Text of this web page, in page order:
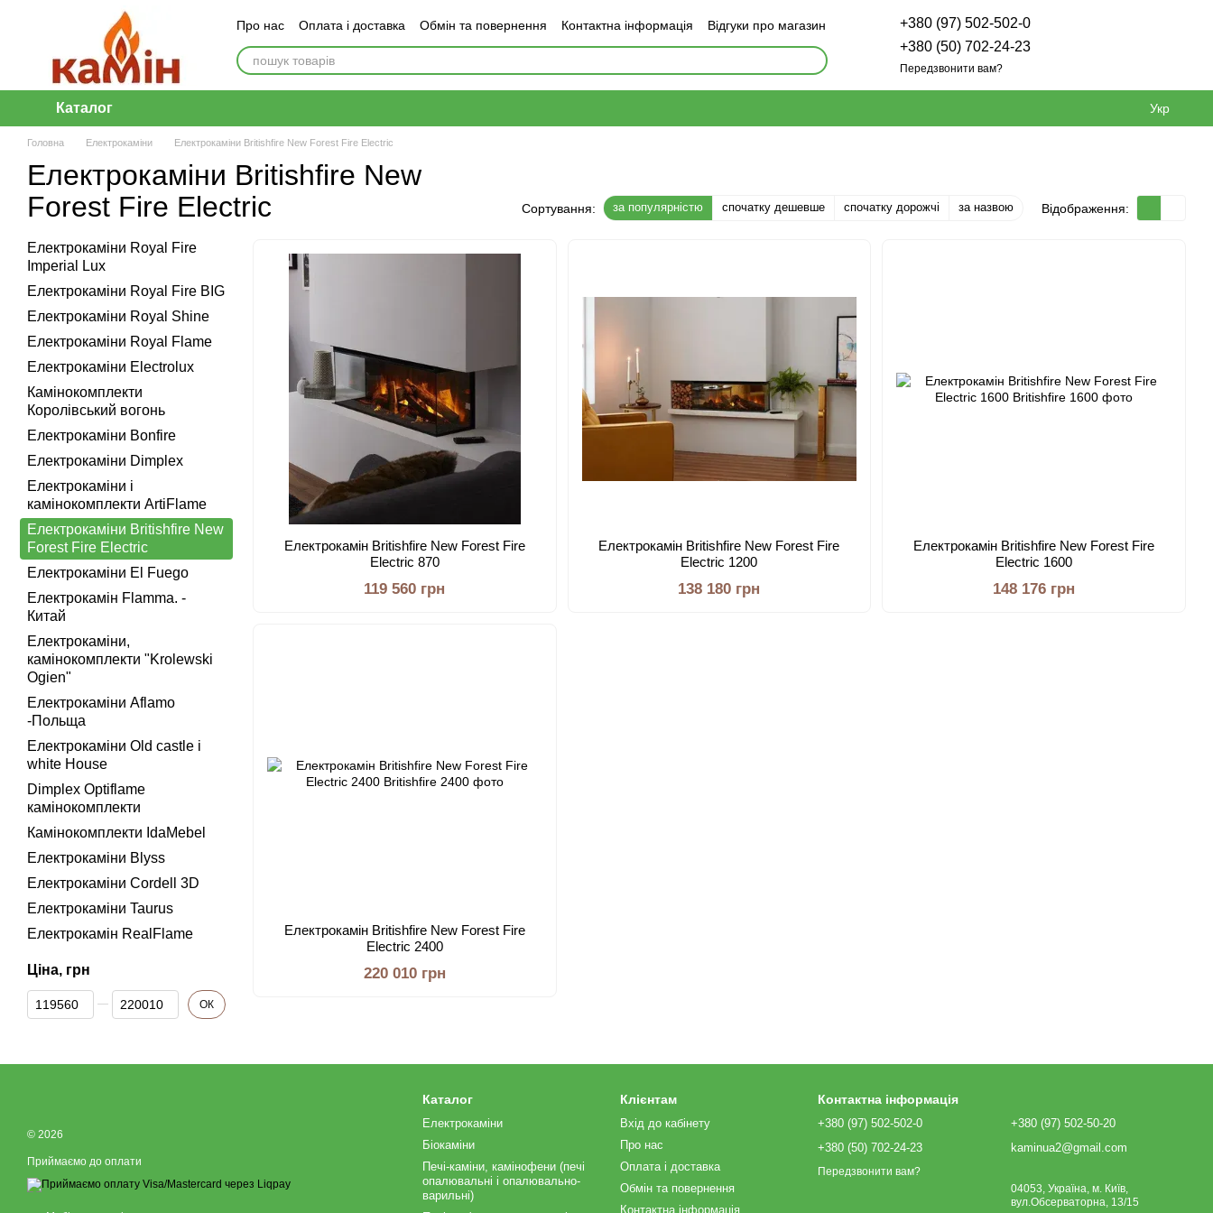
Перейти до основного контенту
Про нас Оплата і доставка Обмін та повернення Контактна інформація Відгуки про магазин
+380 (97) 502-502-0
+380 (50) 702-24-23
Передзвонити вам?
Каталог Укр
Головна Електрокаміни Електрокаміни Britishfire New Forest Fire Electric
Електрокаміни Britishfire New
Forest Fire Electric
Сортування: за популярністю спочатку дешевше спочатку дорожчі за назвою Відображення:
Електрокамін Britishfire New Forest Fire
Electric 870
119 560 грн
Електрокамін Britishfire New Forest Fire
Electric 1200
138 180 грн
Електрокамін Britishfire New Forest Fire
Electric 1600
148 176 грн
Електрокамін Britishfire New Forest Fire
Electric 2400
220 010 грн
Електрокаміни Royal Fire
Imperial Lux
Електрокаміни Royal Fire BIG
Електрокаміни Royal Shine
Електрокаміни Royal Flame
Електрокаміни Electrolux
Камінокомплекти
Королівський вогонь
Електрокаміни Bonfire
Електрокаміни Dimplex
Електрокаміни і
камінокомплекти ArtiFlame
Електрокаміни Britishfire New
Forest Fire Electric
Електрокаміни El Fuego
Електрокамін Flamma. -
Китай
Електрокаміни,
камінокомплекти "Krolewski
Ogien"
Електрокаміни Aflamo
-Польща
Електрокаміни Old castle і
white House
Dimplex Optiflame
камінокомплекти
Камінокомплекти IdaMebel
Електрокаміни Blyss
Електрокаміни Cordell 3D
Електрокаміни Taurus
Електрокамін RealFlame
Ціна, грн
Від Ціна, грн
До Ціна, грн ОК
© 2026
Приймаємо до оплати
Каталог
Електрокаміни
Біокаміни
Печі-каміни, камінофени (печі
опалювальні і опалювально-
варильні)
Клієнтам
Вхід до кабінету
Про нас
Оплата і доставка
Обмін та повернення
Контактна інформація
Контактна інформація
+380 (97) 502-502-0
+380 (50) 702-24-23
Передзвонити вам?
+380 (97) 502-50-20
kaminua2@gmail.com
04053, Україна, м. Київ,
вул.Обсерваторна, 13/15